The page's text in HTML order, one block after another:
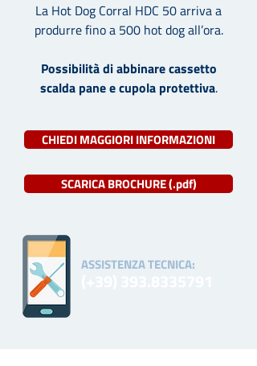
La Hot Dog Corral HDC 50 arriva a
produrre fino a 500 hot dog all’ora.
Possibilità di abbinare cassetto
scalda pane e cupola protettiva.
CHIEDI MAGGIORI INFORMAZIONI
SCARICA BROCHURE (.pdf)
ASSISTENZA TECNICA: